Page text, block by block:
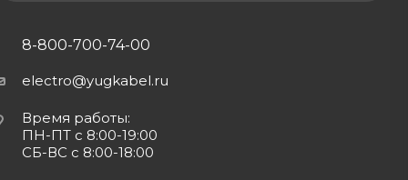
8-800-700-74-00
electro@yugkabel.ru
Время работы:
ПН-ПТ с 8:00-19:00
СБ-ВС с 8:00-18:00